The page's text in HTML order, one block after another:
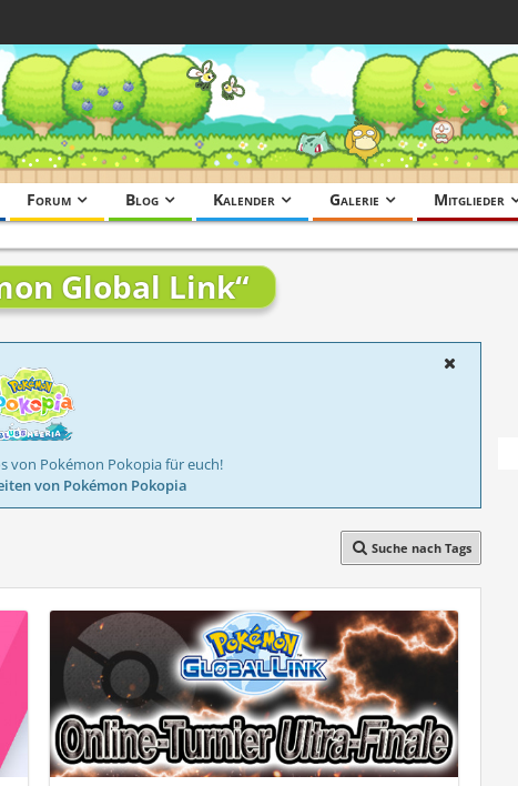
Forum Blog Kalender Galerie Mitglieder
Global Link“
von Pokémon Pokopia für euch!
von Pokémon Pokopia
Suche nach Tags